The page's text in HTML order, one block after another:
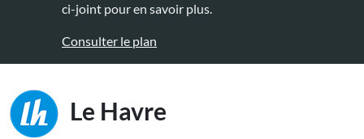
ci-joint pour en savoir plus.
Consulter le plan
Le Havre